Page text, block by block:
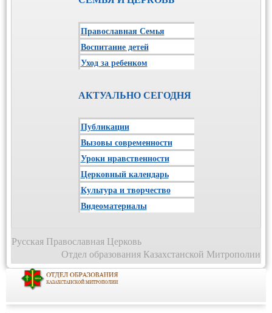
Православная Семья
Воспитание детей
Уход за ребенком
АКТУАЛЬНО СЕГОДНЯ
Публикации
Вызовы современности
Уроки нравственности
Церковный календарь
Культура и творчество
Видеоматериалы
Русская Православная Церковь
Отдел образования Казахстанской Митрополии